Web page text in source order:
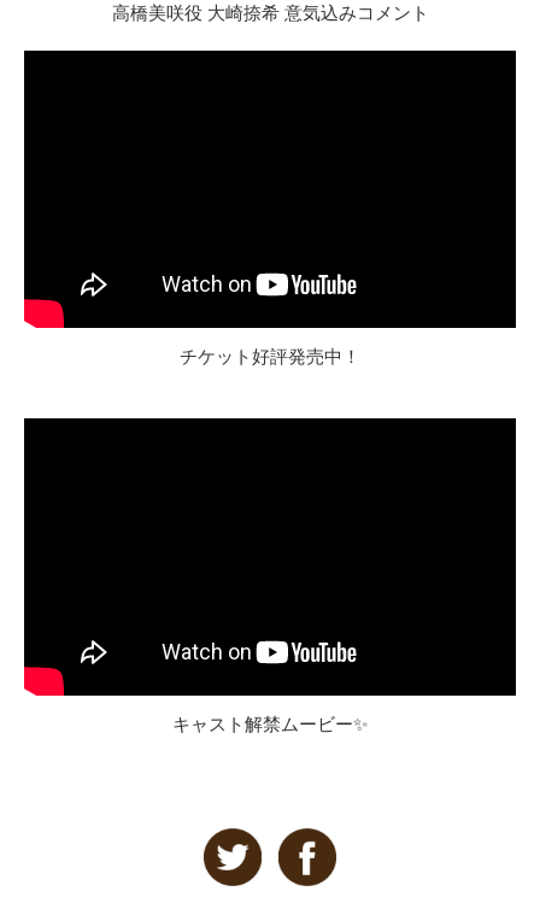
高橋美咲役 大崎捺希 意気込みコメント
チケット好評発売中！
キャスト解禁ムービー✨